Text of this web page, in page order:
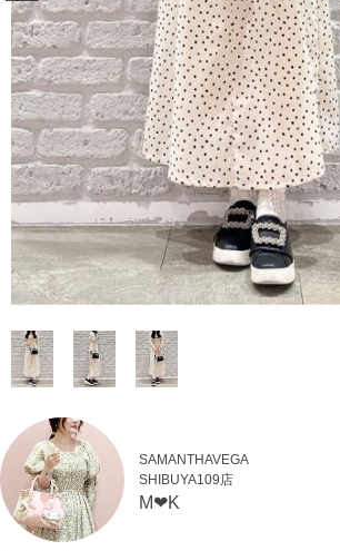
SAMANTHAVEGA
SHIBUYA109店
M‪‪❤︎‬K